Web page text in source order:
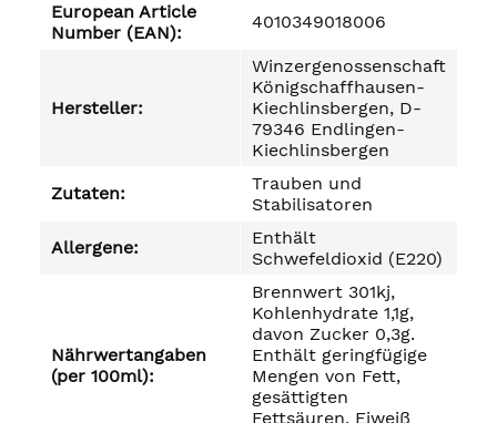
European Article
Number (EAN):
4010349018006
Hersteller:
Winzergenossenschaft
Königschaffhausen-
Kiechlinsbergen, D-
79346 Endlingen-
Kiechlinsbergen
Zutaten:
Trauben und
Stabilisatoren
Allergene:
Enthält
Schwefeldioxid (E220)
Nährwertangaben
(per 100ml):
Brennwert 301kj,
Kohlenhydrate 1,1g,
davon Zucker 0,3g.
Enthält geringfügige
Mengen von Fett,
gesättigten
Fettsäuren, Eiweiß